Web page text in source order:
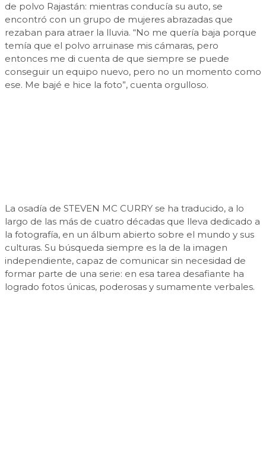
de polvo Rajastán: mientras conducía su auto, se
encontró con un grupo de mujeres abrazadas que
rezaban para atraer la lluvia. “No me quería baja porque
temía que el polvo arruinase mis cámaras, pero
entonces me di cuenta de que siempre se puede
conseguir un equipo nuevo, pero no un momento como
ese. Me bajé e hice la foto”, cuenta orgulloso.
La osadía de STEVEN MC CURRY se ha traducido, a lo
largo de las más de cuatro décadas que lleva dedicado a
la fotografía, en un álbum abierto sobre el mundo y sus
culturas. Su búsqueda siempre es la de la imagen
independiente, capaz de comunicar sin necesidad de
formar parte de una serie: en esa tarea desafiante ha
logrado fotos únicas, poderosas y sumamente verbales.